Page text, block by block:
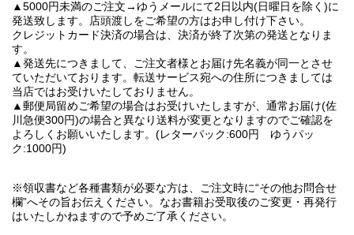
▲5000円未満のご注文→ゆうメールにて2日以内(日曜日を除く)に
発送致します。店頭渡しをご希望の方はお申し付け下さい。
クレジットカード決済の場合は、決済が終了次第の発送となりま
す。
▲発送先につきまして、ご注文者様とお届け先名義が同一とさせ
ていただいております。転送サービス宛への住所につきましては
当店ではお受けいたしておりません。
▲郵便局留めご希望の場合はお受けいたしますが、通常お届け(佐
川急便300円)の場合と異なり送料が変更となりますのでご確認を
よろしくお願いいたします。(レターパック:600円 ゆうパッ
ク:1000円)
※領収書など各種書類が必要な方は、ご注文時に“その他お問合せ
欄”へその旨お伝えください。なお書籍お受取後のご変更・再発行
はいたしかねますので予めご了承ください。